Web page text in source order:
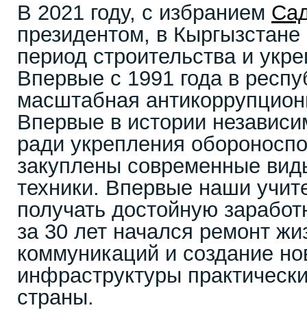
В 2021 году, с избранием
президентом, в
период строительства и
Впервые с 1991 года в
масштабная
Впервые в истории
ради укрепления
закуплены современные
техники. Впервые наши
получать достойную
за 30 лет начался ремонт
коммуникаций и создание
инфраструктуры
страны.